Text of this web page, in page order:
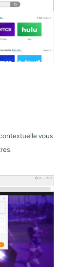
vous